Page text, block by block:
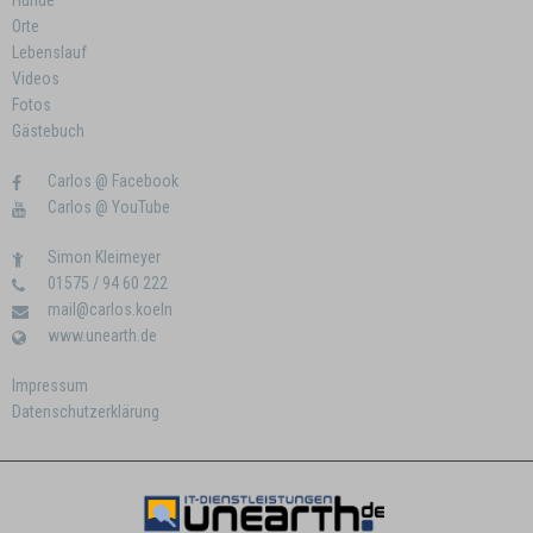
Orte
Lebenslauf
Videos
Fotos
Gästebuch
Carlos @ Facebook
Carlos @ YouTube
Simon Kleimeyer
01575 / 94 60 222
mail@carlos.koeln
www.unearth.de
Impressum
Datenschutzerklärung